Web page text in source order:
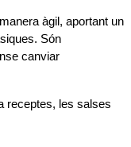
àgil, aportant un
Són
canviar
receptes, les salses